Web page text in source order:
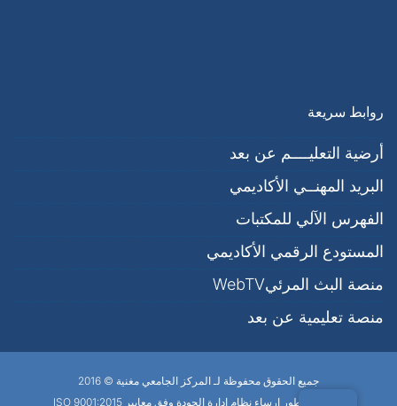
روابط سريعة
أرضية التعليــــم عن بعد
البريد المهنــي اﻷكاديمي
الفهرس الآلي للمكتبات
المستودع الرقمي الأكاديمي
منصة البث المرئيWebTV
منصة تعليمية عن بعد
جميع الحقوق محفوظة لـ المركز الجامعي مغنية © 2016
مركز في طور إرساء نظام إدارة الجودة وفق معايير ISO 9001:2015